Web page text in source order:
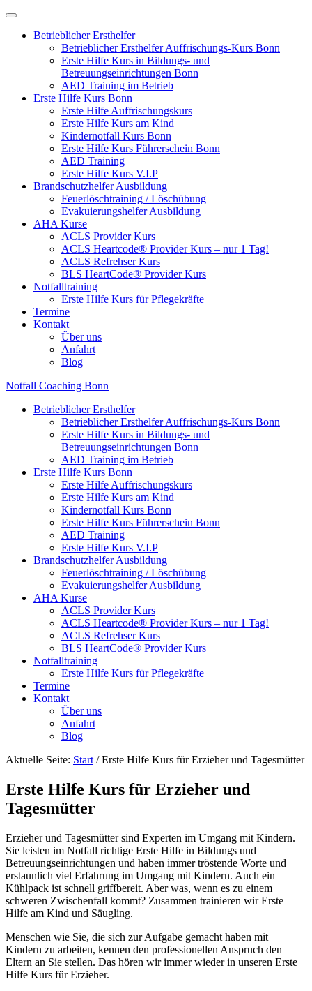
Betrieblicher Ersthelfer
Betrieblicher Ersthelfer Auffrischungs-Kurs Bonn
Erste Hilfe Kurs in Bildungs- und
Betreuungseinrichtungen Bonn
AED Training im Betrieb
Erste Hilfe Kurs Bonn
Erste Hilfe Auffrischungskurs
Erste Hilfe Kurs am Kind
Kindernotfall Kurs Bonn
Erste Hilfe Kurs Führerschein Bonn
AED Training
Erste Hilfe Kurs V.I.P
Brandschutzhelfer Ausbildung
Feuerlöschtraining / Löschübung
Evakuierungshelfer Ausbildung
AHA Kurse
ACLS Provider Kurs
ACLS Heartcode® Provider Kurs – nur 1 Tag!
ACLS Refrehser Kurs
BLS HeartCode® Provider Kurs
Notfalltraining
Erste Hilfe Kurs für Pflegekräfte
Termine
Kontakt
Über uns
Anfahrt
Blog
Notfall Coaching Bonn
Betrieblicher Ersthelfer
Betrieblicher Ersthelfer Auffrischungs-Kurs Bonn
Erste Hilfe Kurs in Bildungs- und
Betreuungseinrichtungen Bonn
AED Training im Betrieb
Erste Hilfe Kurs Bonn
Erste Hilfe Auffrischungskurs
Erste Hilfe Kurs am Kind
Kindernotfall Kurs Bonn
Erste Hilfe Kurs Führerschein Bonn
AED Training
Erste Hilfe Kurs V.I.P
Brandschutzhelfer Ausbildung
Feuerlöschtraining / Löschübung
Evakuierungshelfer Ausbildung
AHA Kurse
ACLS Provider Kurs
ACLS Heartcode® Provider Kurs – nur 1 Tag!
ACLS Refrehser Kurs
BLS HeartCode® Provider Kurs
Notfalltraining
Erste Hilfe Kurs für Pflegekräfte
Termine
Kontakt
Über uns
Anfahrt
Blog
Aktuelle Seite: Start /Erste Hilfe Kurs für Erzieher und Tagesmütter
Erste Hilfe Kurs für Erzieher und
Tagesmütter
Erzieher und Tagesmütter sind Experten im Umgang mit Kindern.
Sie leisten im Notfall richtige Erste Hilfe in Bildungs und
Betreuungseinrichtungen und haben immer tröstende Worte und
erstaunlich viel Erfahrung im Umgang mit Kindern. Auch ein
Kühlpack ist schnell griffbereit. Aber was, wenn es zu einem
schweren Zwischenfall kommt? Zusammen trainieren wir Erste
Hilfe am Kind und Säugling.
Menschen wie Sie, die sich zur Aufgabe gemacht haben mit
Kindern zu arbeiten, kennen den professionellen Anspruch den
Eltern an Sie stellen. Das hören wir immer wieder in unseren Erste
Hilfe Kurs für Erzieher.